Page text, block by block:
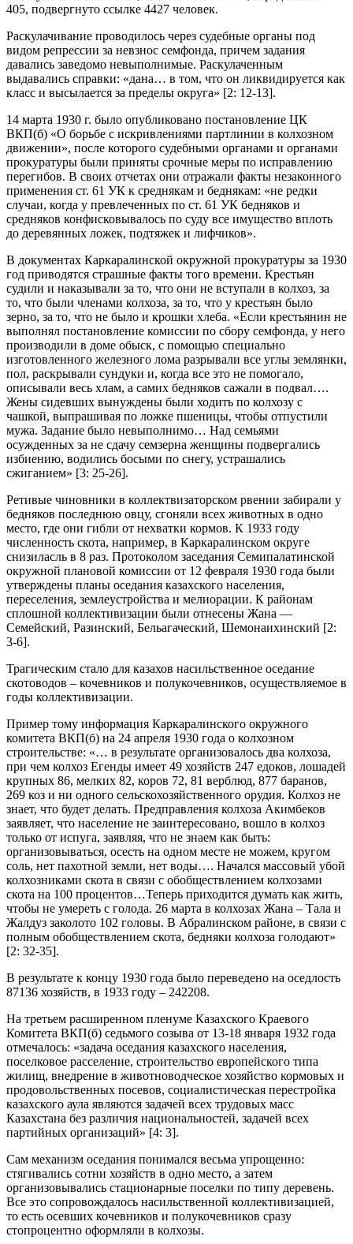
405, подвергнуто ссылке 4427 человек.
Раскулачивание проводилось через судебные органы под
видом репрессии за невзнос семфонда, причем задания
давались заведомо невыполнимые. Раскулаченным
выдавались справки: «дана… в том, что он ликвидируется как
класс и высылается за пределы округа» [2: 12-13].
14 марта 1930 г. было опубликовано постановление ЦК
ВКП(б) «О борьбе с искривлениями партлинии в колхозном
движении», после которого судебными органами и органами
прокуратуры были приняты срочные меры по исправлению
перегибов. В своих отчетах они отражали факты незаконного
применения ст. 61 УК к среднякам и беднякам: «не редки
случаи, когда у превлеченных по ст. 61 УК бедняков и
средняков конфисковывалось по суду все имущество вплоть
до деревянных ложек, подтяжек и лифчиков».
В документах Каркаралинской окружной прокуратуры за 1930
год приводятся страшные факты того времени. Крестьян
судили и наказывали за то, что они не вступали в колхоз, за
то, что были членами колхоза, за то, что у крестьян было
зерно, за то, что не было и крошки хлеба. «Если крестьянин не
выполнял постановление комиссии по сбору семфонда, у него
производили в доме обыск, с помощью специально
изготовленного железного лома разрывали все углы землянки,
пол, раскрывали сундуки и, когда все это не помогало,
описывали весь хлам, а самих бедняков сажали в подвал….
Жены сидевших вынуждены были ходить по колхозу с
чашкой, выпрашивая по ложке пшеницы, чтобы отпустили
мужа. Задание было невыполнимо… Над семьями
осужденных за не сдачу семзерна женщины подвергались
избиению, водились босыми по снегу, устрашались
сжиганием» [3: 25-26].
Ретивые чиновники в коллектвизаторском рвении забирали у
бедняков последнюю овцу, сгоняли всех животных в одно
место, где они гибли от нехватки кормов. К 1933 году
численность скота, например, в Каркаралинском округе
снизиласль в 8 раз. Протоколом заседания Семипалатинской
окружной плановой комиссии от 12 февраля 1930 года были
утверждены планы оседания казахского населения,
переселения, землеустройства и мелиорации. К районам
сплошной коллективизации были отнесены Жана —
Семейский, Разинский, Бельагаческий, Шемонаихинский [2:
3-6].
Трагическим стало для казахов насильственное оседание
скотоводов – кочевников и полукочевников, осуществляемое в
годы коллективизации.
Пример тому информация Каркаралинского окружного
комитета ВКП(б) на 24 апреля 1930 года о колхозном
строительстве: «… в результате организовалось два колхоза,
при чем колхоз Егенды имеет 49 хозяйств 247 едоков, лошадей
крупных 86, мелких 82, коров 72, 81 верблюд, 877 баранов,
269 коз и ни одного сельскохозяйственного орудия. Колхоз не
знает, что будет делать. Предправления колхоза Акимбеков
заявляет, что население не заинтересовано, вошло в колхоз
только от испуга, заявляя, что не знаем как быть:
организовываться, осесть на одном месте не можем, кругом
соль, нет пахотной земли, нет воды…. Начался массовый убой
колхозниками скота в связи с обобществлением колхозами
скота на 100 процентов…Теперь приходится думать как жить,
чтобы не умереть с голода. 26 марта в колхозах Жана – Тала и
Жалдуз заколото 102 головы. В Абралинском районе, в связи с
полным обобществлением скота, бедняки колхоза голодают»
[2: 32-35].
В результате к концу 1930 года было переведено на оседлость
87136 хозяйств, в 1933 году – 242208.
На третьем расширенном пленуме Казахского Краевого
Комитета ВКП(б) седьмого созыва от 13-18 января 1932 года
отмечалось: «задача оседания казахского населения,
поселковое расселение, строительство европейского типа
жилищ, внедрение в животноводческое хозяйство кормовых и
продовольственных посевов, социалистическая перестройка
казахского аула являются задачей всех трудовых масс
Казахстана без различия национальностей, задачей всех
партийных организаций» [4: 3].
Сам механизм оседания понимался весьма упрощенно:
стягивались сотни хозяйств в одно место, а затем
организовывались стационарные поселки по типу деревень.
Все это сопровождалось насильственной коллективизацией,
то есть осевших кочевников и полукочевников сразу
стопроцентно оформляли в колхозы.